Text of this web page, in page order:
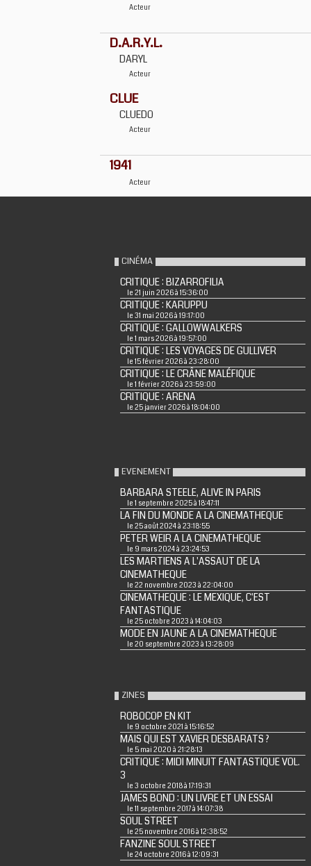
Acteur
D.A.R.Y.L.
DARYL
Acteur
CLUE
CLUEDO
Acteur
1941
Acteur
CINÉMA
CRITIQUE : BIZARROFILIA
le 21 juin 2026 à 15:36:00
CRITIQUE : KARUPPU
le 31 mai 2026 à 19:17:00
CRITIQUE : GALLOWWALKERS
le 1 mars 2026 à 19:57:00
CRITIQUE : LES VOYAGES DE GULLIVER
le 15 février 2026 à 23:28:00
CRITIQUE : LE CRÂNE MALÉFIQUE
le 1 février 2026 à 23:59:00
CRITIQUE : ARENA
le 25 janvier 2026 à 18:04:00
EVENEMENT
BARBARA STEELE, ALIVE IN PARIS
le 1 septembre 2025 à 18:47:11
LA FIN DU MONDE A LA CINEMATHEQUE
le 25 août 2024 à 23:18:55
PETER WEIR A LA CINEMATHEQUE
le 9 mars 2024 à 23:24:53
LES MARTIENS A L'ASSAUT DE LA
CINEMATHEQUE
le 22 novembre 2023 à 22:04:00
CINEMATHEQUE : LE MEXIQUE, C'EST
FANTASTIQUE
le 25 octobre 2023 à 14:04:03
MODE EN JAUNE A LA CINEMATHEQUE
le 20 septembre 2023 à 13:28:09
ZINES
ROBOCOP EN KIT
le 9 octobre 2021 à 15:16:52
MAIS QUI EST XAVIER DESBARATS ?
le 5 mai 2020 à 21:28:13
CRITIQUE : MIDI MINUIT FANTASTIQUE VOL.
3
le 3 octobre 2018 à 17:19:31
JAMES BOND : UN LIVRE ET UN ESSAI
le 11 septembre 2017 à 14:07:38
SOUL STREET
le 25 novembre 2016 à 12:38:52
FANZINE SOUL STREET
le 24 octobre 2016 à 12:09:31